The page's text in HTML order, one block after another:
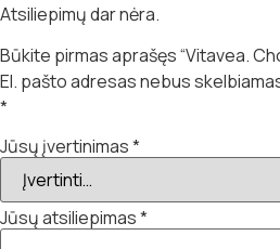
Atsiliepimų dar nėra.
Būkite pirmas aprašęs “Vitavea.
El. pašto adresas nebus
*
Jūsų įvertinimas*
Jūsų atsiliepimas*